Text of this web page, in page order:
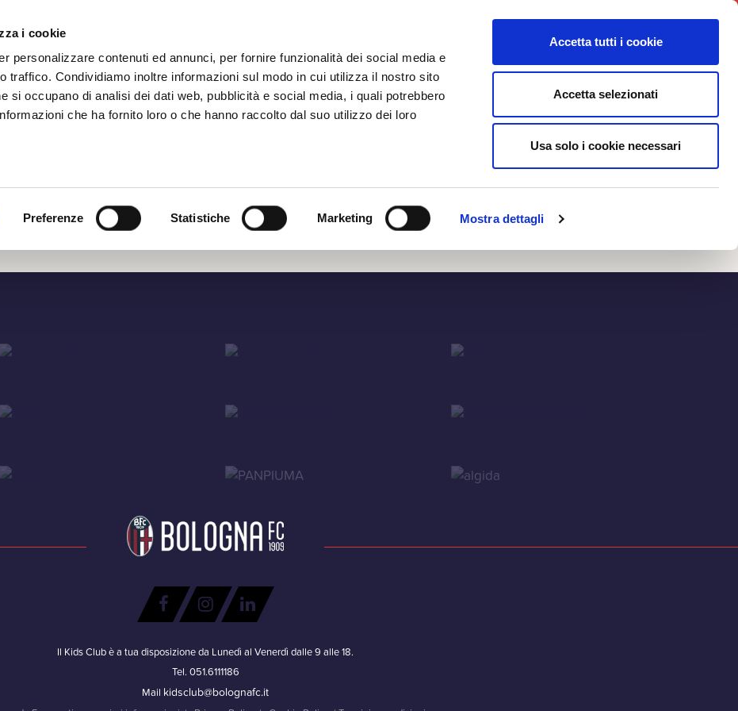
i cookie
personalizzare contenuti ed annunci, per fornire funzionalità dei social media e
traffico. Condividiamo inoltre informazioni sul modo in cui utilizza il nostro sito
si occupano di analisi dei dati web, pubblicità e social media, i quali potrebbero
che ha fornito loro o che hanno raccolto dal suo utilizzo dei loro
Preferenze Statistiche Marketing Mostra dettagli
Accetta tutti i cookie
Accetta selezionati
Usa solo i cookie necessari
Il Kids Club è a tua disposizione da Lunedì al Venerdì dalle 9 alle 18.
Tel. 051.6111186
Mail kidsclub@bolognafc.it